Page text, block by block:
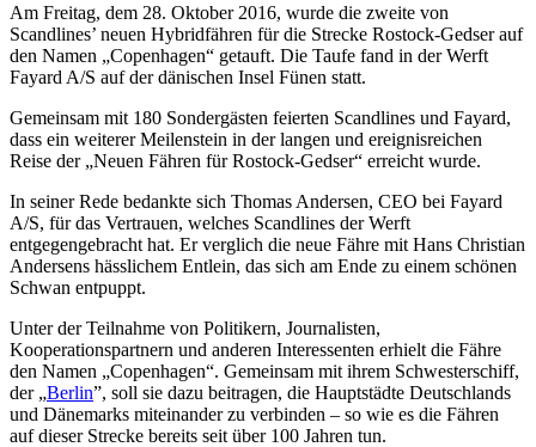
Am Freitag, dem 28. Oktober 2016, wurde die zweite von
Scandlines’ neuen Hybridfähren für die Strecke Rostock-Gedser auf
den Namen „Copenhagen“ getauft. Die Taufe fand in der Werft
Fayard A/S auf der dänischen Insel Fünen statt.
Gemeinsam mit 180 Sondergästen feierten Scandlines und Fayard,
dass ein weiterer Meilenstein in der langen und ereignisreichen
Reise der „Neuen Fähren für Rostock-Gedser“ erreicht wurde.
In seiner Rede bedankte sich Thomas Andersen, CEO bei Fayard
A/S, für das Vertrauen, welches Scandlines der Werft
entgegengebracht hat. Er verglich die neue Fähre mit Hans Christian
Andersens hässlichem Entlein, das sich am Ende zu einem schönen
Schwan entpuppt.
Unter der Teilnahme von Politikern, Journalisten,
Kooperationspartnern und anderen Interessenten erhielt die Fähre
den Namen „Copenhagen“. Gemeinsam mit ihrem Schwesterschiff,
der „Berlin”, soll sie dazu beitragen, die Hauptstädte Deutschlands
und Dänemarks miteinander zu verbinden – so wie es die Fähren
auf dieser Strecke bereits seit über 100 Jahren tun.